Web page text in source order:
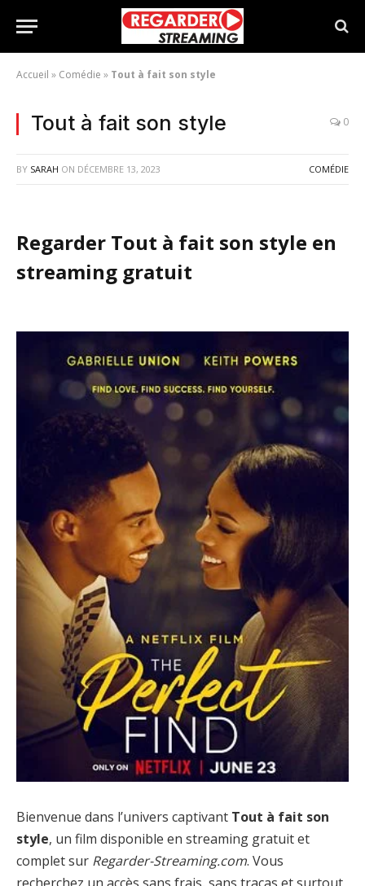
Accueil » Comédie » Tout à fait son style
Tout à fait son style 0
BY SARAH ON DÉCEMBRE 13, 2023 COMÉDIE
Regarder Tout à fait son style en
streaming gratuit
Bienvenue dans l’univers captivant Tout à fait son
style, un film disponible en streaming gratuit et
complet sur Regarder-Streaming.com. Vous